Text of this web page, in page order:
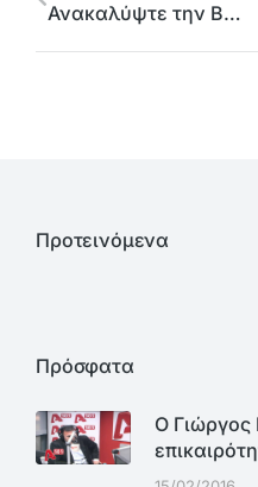
Ανακαλύψτε την Βόρεια Αθήνα
Προτεινόμενα
Πρόσφατα
Ο Γιώργος